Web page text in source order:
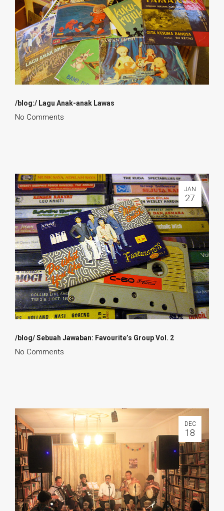
/blog:/ Lagu Anak-anak Lawas
No Comments
JAN
27
/blog/ Sebuah Jawaban: Favourite’s Group Vol. 2
No Comments
DEC
18